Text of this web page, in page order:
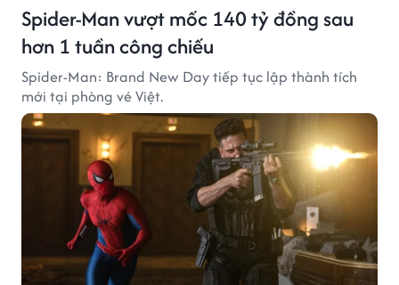
Spider-Man vượt mốc 140 tỷ đồng sau
hơn 1 tuần công chiếu
Spider-Man: Brand New Day tiếp tục lập thành tích
mới tại phòng vé Việt.